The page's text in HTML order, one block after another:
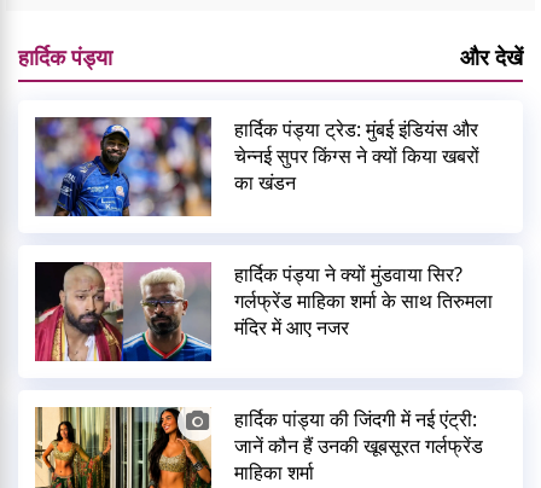
हार्दिक पंड्या और देखें
हार्दिक पंड्या ट्रेड: मुंबई इंडियंस और
चेन्नई सुपर किंग्स ने क्यों किया खबरों
का खंडन
हार्दिक पंड्या ने क्यों मुंडवाया सिर?
गर्लफ्रेंड माहिका शर्मा के साथ तिरुमला
मंदिर में आए नजर
हार्दिक पांड्या की जिंदगी में नई एंट्री:
जानें कौन हैं उनकी खूबसूरत गर्लफ्रेंड
माहिका शर्मा